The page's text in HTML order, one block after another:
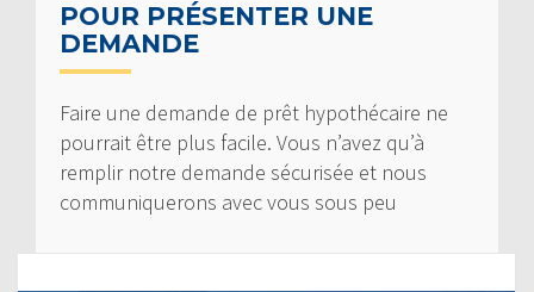
POUR PRÉSENTER UNE
DEMANDE
Faire une demande de prêt hypothécaire ne
pourrait être plus facile. Vous n’avez qu’à
remplir notre demande sécurisée et nous
communiquerons avec vous sous peu